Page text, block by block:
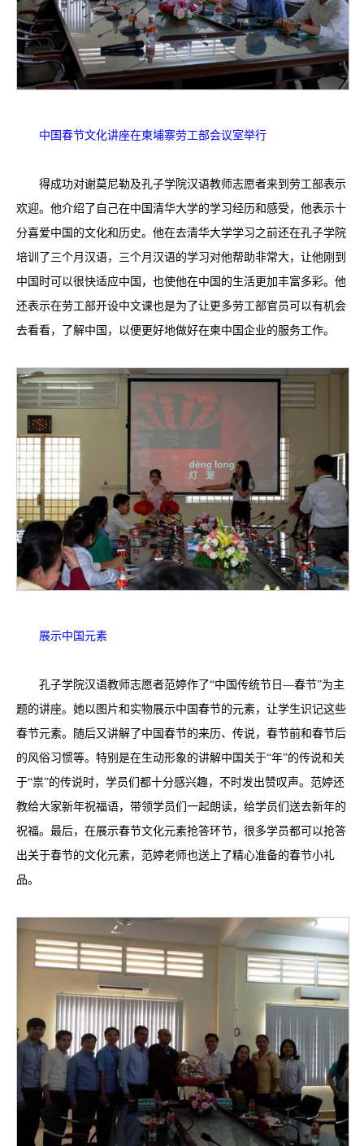
中国春节文化讲座在柬埔寨劳工部会议室举行
得成功对谢莫尼勒及孔子学院汉语教师志愿者来到劳工部表示
欢迎。他介绍了自己在中国清华大学的学习经历和感受，他表示十
分喜爱中国的文化和历史。他在去清华大学学习之前还在孔子学院
培训了三个月汉语，三个月汉语的学习对他帮助非常大，让他刚到
中国时可以很快适应中国，也使他在中国的生活更加丰富多彩。他
还表示在劳工部开设中文课也是为了让更多劳工部官员可以有机会
去看看，了解中国，以便更好地做好在柬中国企业的服务工作。
展示中国元素
孔子学院汉语教师志愿者范婷作了“中国传统节日—春节”为主
题的讲座。她以图片和实物展示中国春节的元素，让学生识记这些
春节元素。随后又讲解了中国春节的来历、传说，春节前和春节后
的风俗习惯等。特别是在生动形象的讲解中国关于“年”的传说和关
于“祟”的传说时，学员们都十分感兴趣，不时发出赞叹声。范婷还
教给大家新年祝福语，带领学员们一起朗读，给学员们送去新年的
祝福。最后，在展示春节文化元素抢答环节，很多学员都可以抢答
出关于春节的文化元素，范婷老师也送上了精心准备的春节小礼
品。